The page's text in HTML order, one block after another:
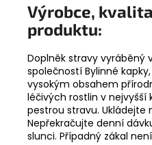
Výrobce,
produktu:
Doplněk stravy vyráběný
společností Bylinné
vysokým obsahem
léčivých rostlin v nejvyšší
pestrou stravu. Ukládejte
Nepřekračujte denní
slunci. Případný zákal